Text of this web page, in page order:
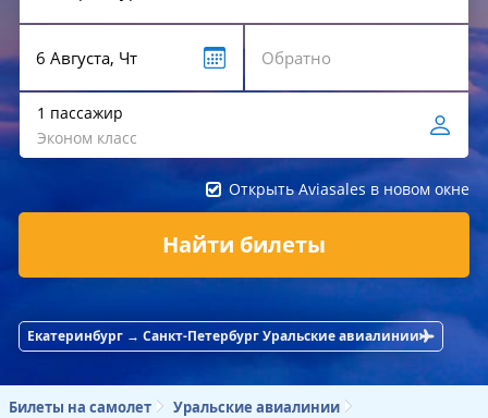
1 пассажир
Эконом класс
Открыть Aviasales в новом окне
Найти билеты
Екатеринбург → Санкт-Петербург Уральские авиалинии
Билеты на самолет
Уральские авиалинии